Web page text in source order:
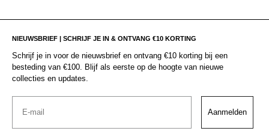
NIEUWSBRIEF | SCHRIJF JE IN & ONTVANG €10 KORTING
Schrijf je in voor de nieuwsbrief en ontvang €10 korting bij een
besteding van €100. Blijf als eerste op de hoogte van nieuwe
collecties en updates.
Email
Aanmelden